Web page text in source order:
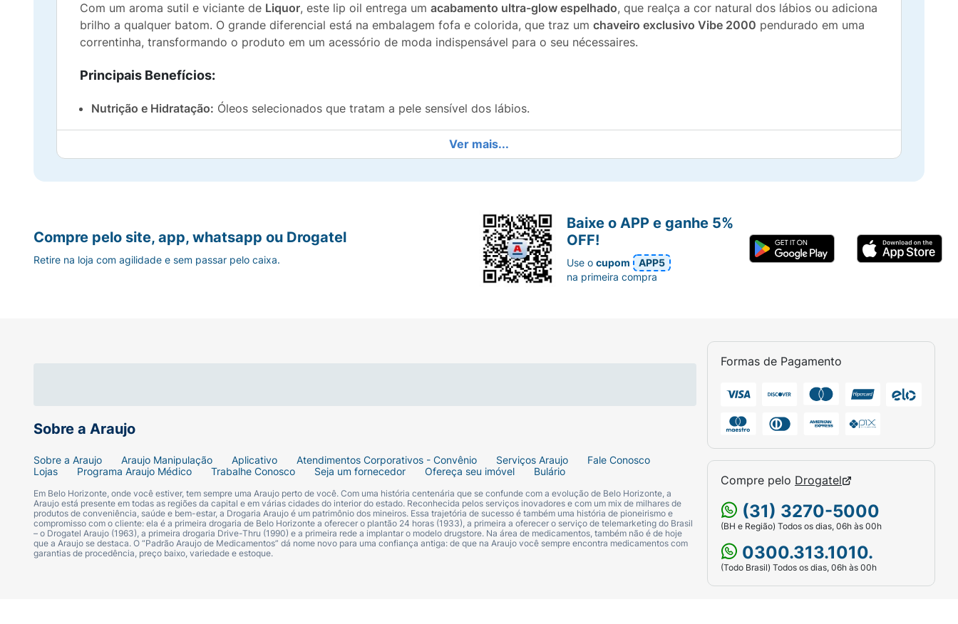
Com um aroma sutil e viciante de Liquor, este lip oil entrega um acabamento ultra-glow espelhado, que realça a cor natural dos lábios ou adiciona
brilho a qualquer batom. O grande diferencial está na embalagem fofa e colorida, que traz um chaveiro exclusivo Vibe 2000 pendurado em uma
correntinha, transformando o produto em um acessório de moda indispensável para o seu nécessaires.
Principais Benefícios:
Nutrição e Hidratação: Óleos selecionados que tratam a pele sensível dos lábios.
Textura leve que proporciona volume e luminosidade extrema.
Design fofo com chaveiro exclusivo da Coleção Vibe 2000.
Tendência Y2K:Perfeito para compor visuais nostálgicos e modernos.
Não testado em animais, com a qualidade Ruby Rose.
Reaplique sempre que desejar um toque extra de hidratação e glow.
Ficha Técnica:
Marca:Ruby Rose.
Linha:Vibe 2000.
Ver mais...
Sobre a Araujo
Sobre a Araujo Araujo Manipulação Aplicativo Atendimentos Corporativos - Convênio Serviços Araujo
Fale Conosco
Lojas
Programa Araujo Médico Trabalhe Conosco Seja um fornecedor Ofereça seu imóvel Bulário
Em Belo Horizonte, onde você estiver, tem sempre uma Araujo perto de você. Com uma história centenária que se confunde com a evolução de Belo Horizonte, a
Araujo está presente em todas as regiões da capital e em várias cidades do interior do estado. Reconhecida pelos serviços inovadores e com um mix de milhares de
produtos de conveniência, saúde e bem-estar, a Drogaria Araujo é um patrimônio dos mineiros. Essa trajetória de sucesso é também uma história de pioneirismo e
compromisso com o cliente: ela é a primeira drogaria de Belo Horizonte a oferecer o plantão 24 horas (1933), a primeira a oferecer o serviço de telemarketing do Brasil
– o Drogatel Araujo (1963), a primeira drogaria Drive-Thru (1990) e a primeira rede a implantar o modelo drugstore. Na área de medicamentos, também não é de hoje
que a Araujo se destaca. O “Padrão Araujo de Medicamentos” dá nome novo para uma confiança antiga: de que na Araujo você sempre encontra medicamentos com
garantias de procedência, preço baixo, variedade e estoque.
Formas de Pagamento
Compre pelo Drogatel
(31) 3270-5000
(BH e Região) Todos os dias, 06h às 00h
0300.313.1010.
(Todo Brasil) Todos os dias, 06h às 00h
Compre pelo site, app, whatsapp ou Drogatel
Retire na loja com agilidade e sem passar pelo caixa.
Baixe o APP e ganhe 5%
OFF!
Use ocupom
APP5
na primeira compra